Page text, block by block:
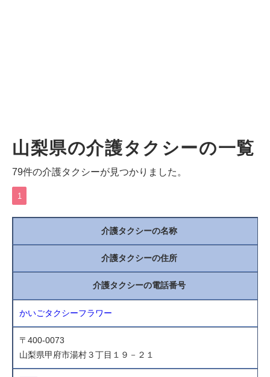
山梨県の介護タクシーの一覧
79件の介護タクシーが見つかりました。
1
介護タクシーの名称
介護タクシーの住所
介護タクシーの電話番号
かいごタクシーフラワー
〒400-0073
山梨県甲府市湯村３丁目１９－２１